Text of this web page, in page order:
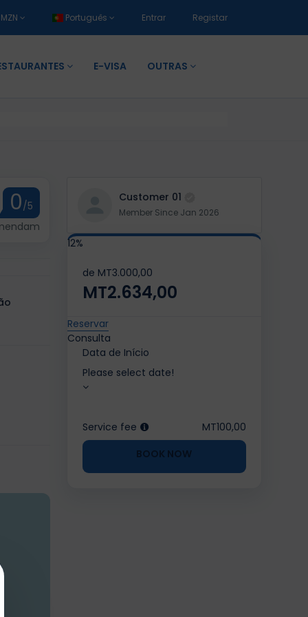
MZN Português Entrar Registar
E-VISA OUTRAS
0/5
Customer 01
Member Since Jan 2026
12%
de MT3.000,00
MT2.634,00
Reservar
Consulta
Data de Início
Please select date!
Service fee
MT100,00
BOOK NOW